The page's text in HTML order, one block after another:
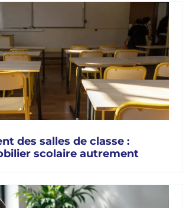
des salles de classe :
scolaire autrement